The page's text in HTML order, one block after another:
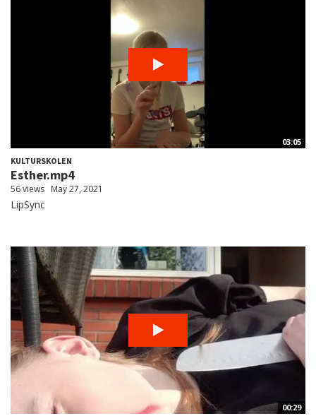
03:05
KULTURSKOLEN
Esther.mp4
56 views May 27, 2021
LipSync
00:29